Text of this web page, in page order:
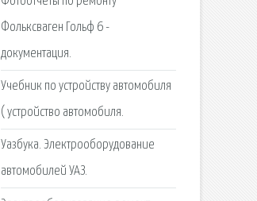
Фольксваген Гольф 6 -
документация.
Учебник по устройству автомобиля
( устройство автомобиля.
Уазбука. Электрооборудование
автомобилей УАЗ.